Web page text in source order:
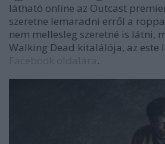
látható online az Outcast
szeretne lemaradni erről a
nem mellesleg szeretné is látni,
Walking Dead kitalálója, az este
.